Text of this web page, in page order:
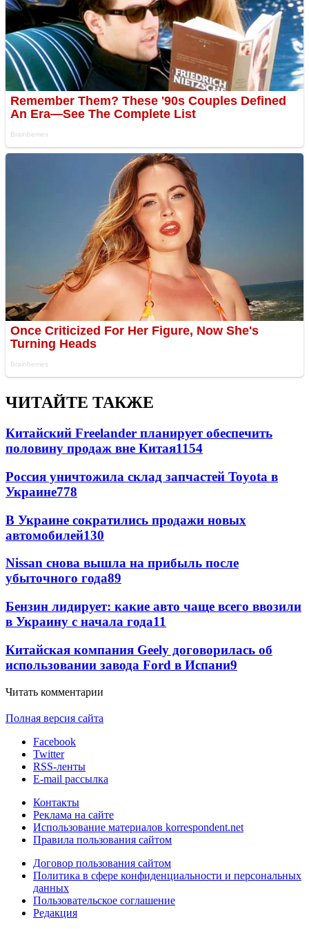
ЧИТАЙТЕ ТАКЖЕ
Китайский Freelander планирует обеспечить
половину продаж вне Китая1154
Россия уничтожила склад запчастей Toyota в
Украине778
В Украине сократились продажи новых
автомобилей130
Nissan снова вышла на прибыль после
убыточного года89
Бензин лидирует: какие авто чаще всего ввозили
в Украину с начала года11
Китайская компания Geely договорилась об
использовании завода Ford в Испани9
Читать комментарии
Полная версия сайта
Facebook
Twitter
RSS-ленты
E-mail рассылка
Контакты
Реклама на сайте
Использование материалов korrespondent.net
Правила пользования сайтом
Договор пользования сайтом
Политика в сфере конфиденциальности и персональных
данных
Пользовательское соглашение
Редакция